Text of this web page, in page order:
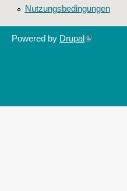
Nutzungsbedingungen
Powered by Drupal(link